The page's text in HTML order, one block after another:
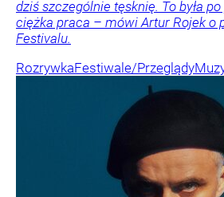
dziś szczególnie tęsknię. To była
ciężka praca – mówi Artur Rojek o
Festivalu.
RozrywkaFestiwale/Przeglądy